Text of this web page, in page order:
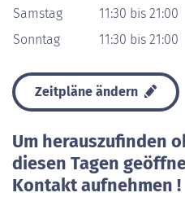
Samstag
11:30 bis 21:00
Sonntag
11:30 bis 21:00
Zeitpläne ändern
Um herauszufinden
diesen Tagen
Kontakt aufnehmen !